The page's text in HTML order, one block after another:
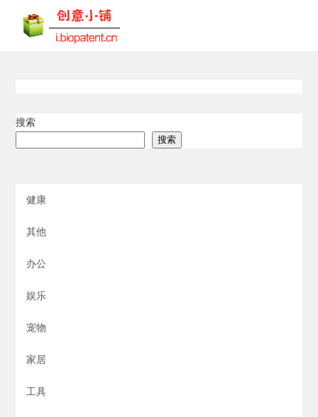
搜索
搜索
健康
其他
办公
娱乐
宠物
家居
工具